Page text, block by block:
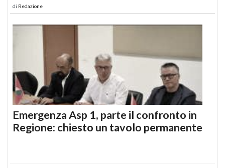
di Redazione
Emergenza Asp 1, parte il confronto in
Regione: chiesto un tavolo permanente